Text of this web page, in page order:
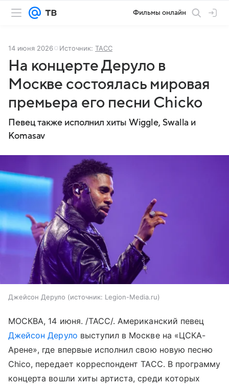
Фильмы онлайн
14 июня 2026 Источник: ТАСС
На концерте Деруло в
Москве состоялась мировая
премьера его песни Chicko
Певец также исполнил хиты Wiggle, Swalla и
Komasav
Джейсон Деруло источник: Legion-Media.ru
МОСКВА, 14 июня. /ТАСС/. Американский певец
Джейсон Деруло выступил в Москве на «ЦСКА-
Арене», где впервые исполнил свою новую песню
Chico, передает корреспондент ТАСС. В программу
концерта вошли хиты артиста, среди которых